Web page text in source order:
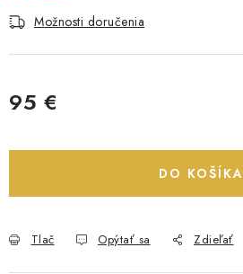
Možnosti doručenia
95 €
DO KOŠÍKA
Tlač Opýtať sa Zdieľať